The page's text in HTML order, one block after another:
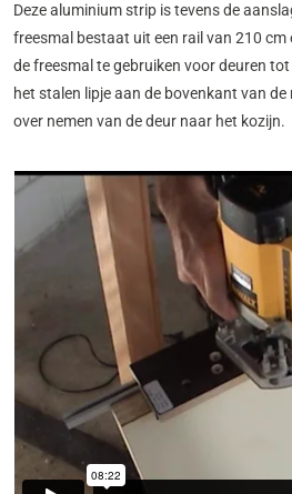
Deze aluminium strip is tevens de
freesmal bestaat uit een rail van 210 cm
de freesmal te gebruiken voor deuren
het stalen lipje aan de bovenkant van
over nemen van de deur naar het kozijn.